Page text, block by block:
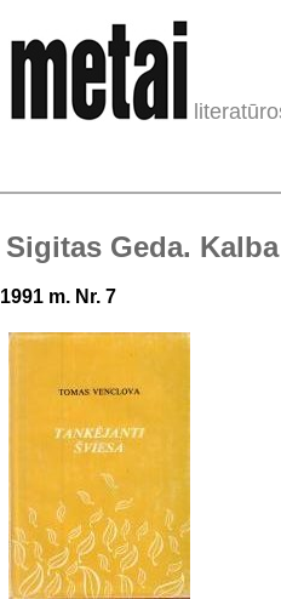
Sigitas Geda.
1991 m. Nr. 7